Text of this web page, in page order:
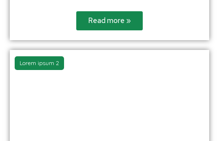
Read more »
Lorem ipsum 2